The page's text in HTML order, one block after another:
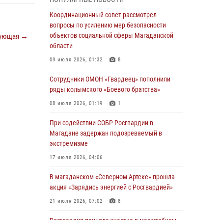
→
подшефных кадет с победой в «Зарнице 2.0»
20 июля 2026, 04:02 8
При содействии СОБР Росгвардии в
Магадане задержан подозреваемый в
экстремизме
«Каникулы с Росгвардией» продолжаются на
Колыме
Начальник Главного штаба – первый
заместитель директора Росгвардии Герой
России генерал-полковник Сергей Бойко
профессиональным праздником
15 июля 2026, 06:21
Координационный совет рассмотрел
вопросы по усилению мер безопасности
объектов социальной сферы Магаданской
области
09 июля 2026, 01:32 8
Сотрудники ОМОН «Гвардеец» пополнили
ряды колымского «Боевого братства»
08 июля 2026, 01:19 1
При содействии СОБР Росгвардии в
Магадане задержан подозреваемый в
экстремизме
17 июля 2026, 04:06
В магаданском «Северном Артеке» прошла
акция «Зарядись энергией с Росгвардией»
21 июля 2026, 07:02 8